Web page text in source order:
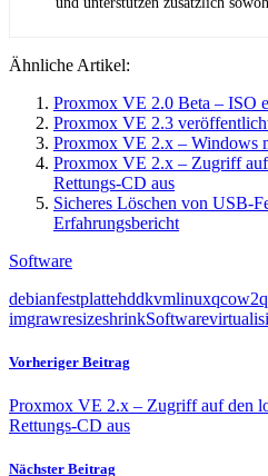
Ähnliche Artikel:
Proxmox VE 2.0 Beta – ISO
Proxmox VE 2.3
Proxmox VE 2.x – Windows
Proxmox VE 2.x – Zugriff
Rettungs-CD aus
Sicheres Löschen von USB-
Erfahrungsbericht
Software
debianfestplattehddkvmlinuxqcow2
imgrawresizeshrinkSoftware
Vorheriger Beitrag
Proxmox VE 2.x – Zugriff auf den
Rettungs-CD aus
Nächster Beitrag